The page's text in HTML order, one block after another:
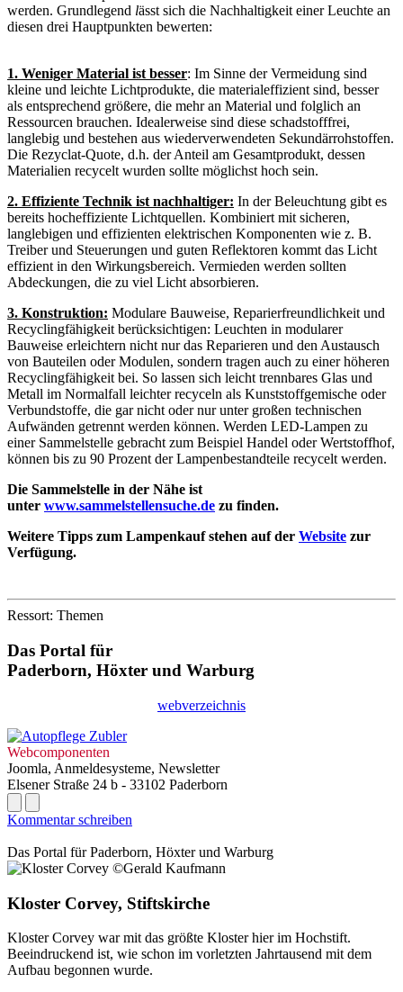
werden. Grundlegend lässt sich die Nachhaltigkeit einer Leuchte an
diesen drei Hauptpunkten bewerten:
1. Weniger Material ist besser: Im Sinne der Vermeidung sind
kleine und leichte Lichtprodukte, die materialeffizient sind, besser
als entsprechend größere, die mehr an Material und folglich an
Ressourcen brauchen. Idealerweise sind diese schadstofffrei,
langlebig und bestehen aus wiederverwendeten Sekundärrohstoffen.
Die Rezyclat-Quote, d.h. der Anteil am Gesamtprodukt, dessen
Materialien recycelt wurden sollte möglichst hoch sein.
2. Effiziente Technik ist nachhaltiger: In der Beleuchtung gibt es
bereits hocheffiziente Lichtquellen. Kombiniert mit sicheren,
langlebigen und effizienten elektrischen Komponenten wie z. B.
Treiber und Steuerungen und guten Reflektoren kommt das Licht
effizient in den Wirkungsbereich. Vermieden werden sollten
Abdeckungen, die zu viel Licht absorbieren.
3. Konstruktion: Modulare Bauweise, Reparierfreundlichkeit und
Recyclingfähigkeit berücksichtigen: Leuchten in modularer
Bauweise erleichtern nicht nur das Reparieren und den Austausch
von Bauteilen oder Modulen, sondern tragen auch zu einer höheren
Recyclingfähigkeit bei. So lassen sich leicht trennbares Glas und
Metall im Normalfall leichter recyceln als Kunststoffgemische oder
Verbundstoffe, die gar nicht oder nur unter großen technischen
Aufwänden getrennt werden können. Werden LED-Lampen zu
einer Sammelstelle gebracht zum Beispiel Handel oder Wertstoffhof,
können bis zu 90 Prozent der Lampenbestandteile recycelt werden.
Die Sammelstelle in der Nähe ist
unter www.sammelstellensuche.de zu finden.
Weitere Tipps zum Lampenkauf stehen auf der Website zur
Verfügung.
Ressort: Themen
Das Portal für
Paderborn, Höxter und Warburg
webverzeichnis
Webcomponenten
Joomla, Anmeldesysteme, Newsletter
Elsener Straße 24 b - 33102 Paderborn
Kommentar schreiben
Das Portal fürPaderborn, Höxterund Warburg
Kloster Corvey, Stiftskirche
Kloster Corvey war mit das größte Kloster hier im Hochstift.
Beeindruckend ist, wie schon im vorletzten Jahrtausend mit dem
Aufbau begonnen wurde.